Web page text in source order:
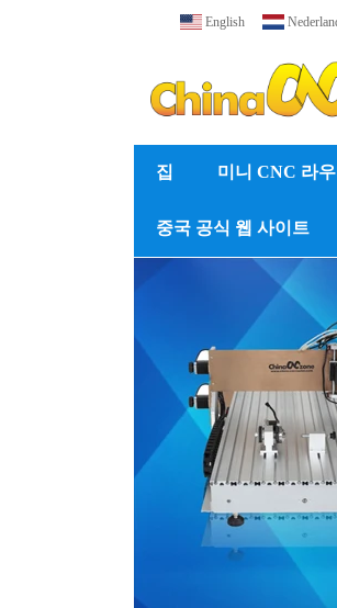
English
집 미니 CNC 라우
중국 공식 웹 사이트